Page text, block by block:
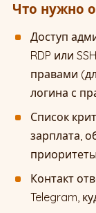
Что нужно
Доступ
RDP или
правами
логина с
Список
зарплата,
Контакт
Telegram,